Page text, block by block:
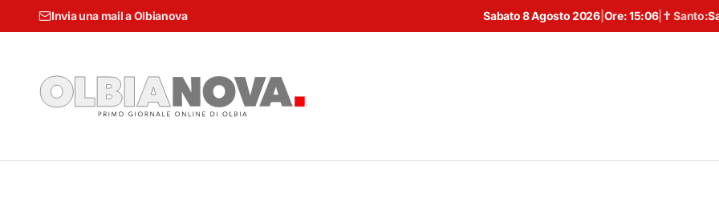
Invia una mail a Olbianova Sabato 8 Agosto 2026| Ore:15:06| ✝ Santo: